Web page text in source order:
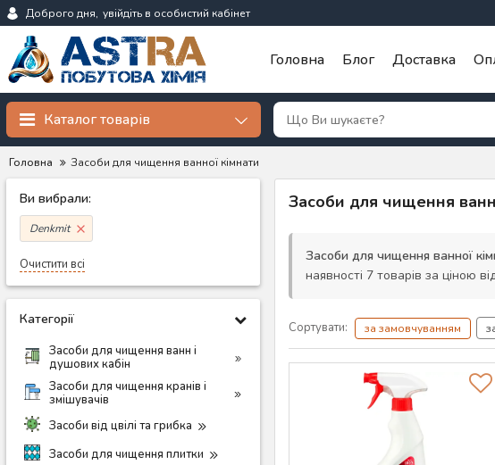
Доброго дня, увійдіть в особистий кабінет
Головна Блог Доставка
Каталог товарів
Головна Засоби для чищення ванної кімнати
Ви вибрали:
Denkmit
Очистити всі
Категорії
Засоби для чищення ванн і
душових кабін
Засоби для чищення кранів і
змішувачів
Засоби від цвілі та грибка
Засоби для чищення плитки
Засоби для чищення
Засоби для чищення ванної
наявності 7 товарів за ціною
Сортувати: за замовчуванням